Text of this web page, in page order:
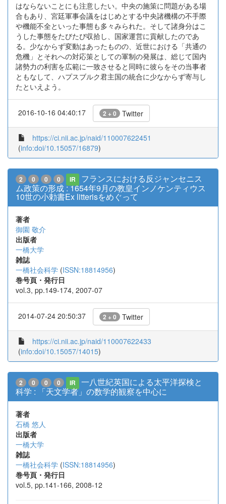
はならないことにも注意したい。中央の施策に問題がある場
合もあり、宮廷軍事会議をはじめとする中央諸機構の不手際
や機能不全といった事態も多々みられた。そして諸身分はこ
うした事態をたびたび収拾し、国家運営に貢献したのであ
る。少なからず変動はあったものの、近世における「共通の
危機」とそれへの対応策としての軍制の発展は、総じて国内
諸勢力の利害を広範に一致させると同時に彼らをその当事者
ともなして、ハプスブルク君主国の統合に少なからず寄与し
たといえよう。
2016-10-16 04:40:17 2 + 0 Twitter
https://ci.nii.ac.jp/naid/110007622451
(info:doi/10.15057/16879)
2 0 0 0 IR
フランスにおける反ジャンセニス
ム政策の形成 : 1654年9月の教皇インノケンティウス
10世の小勅書Ex litterisをめぐって
著者
御園 敬介
出版者
一橋大学
雑誌
一橋社会科学 (ISSN:18814956)
巻号頁・発行日
vol.3, pp.149-174, 2007-07
2014-07-24 20:50:37 2 + 0 Twitter
https://ci.nii.ac.jp/naid/110007622433
(info:doi/10.15057/14015)
2 0 0 0 IR
一八世紀英国による太平洋探検と
科学 : 「天文学者」の数学的観察を中心に
著者
石橋 悠人
出版者
一橋大学
雑誌
一橋社会科学 (ISSN:18814956)
巻号頁・発行日
vol.5, pp.141-166, 2008-12